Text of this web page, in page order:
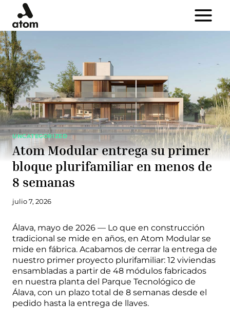
contenido
UNCATEGORIZED
Atom Modular entrega su primer
bloque plurifamiliar en menos de
8 semanas
julio 7, 2026
Álava, mayo de 2026 — Lo que en construcción
tradicional se mide en años, en Atom Modular se
mide en fábrica. Acabamos de cerrar la entrega de
nuestro primer proyecto plurifamiliar: 12 viviendas
ensambladas a partir de 48 módulos fabricados
en nuestra planta del Parque Tecnológico de
Álava, con un plazo total de 8 semanas desde el
pedido hasta la entrega de llaves.